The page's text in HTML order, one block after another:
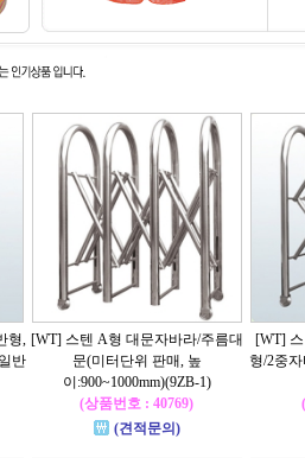
형,
반
[WT] 스텐 A형 대문자바라/주름대
문(미터단위 판매, 높
이:900~1000mm)(9ZB-1)
(상품번호 : 40769)
(견적문의)
[WT]
형/2중